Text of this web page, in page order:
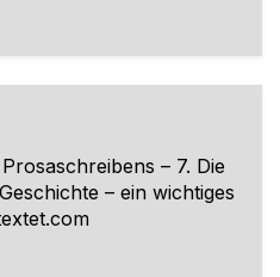
– 7. Die
– ein wichtiges